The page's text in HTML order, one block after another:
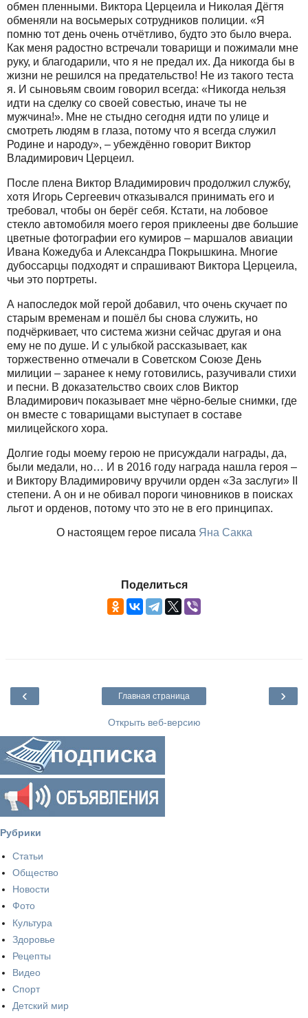
обмен пленными. Виктора Церцеила и Николая Дёгтя
обменяли на восьмерых сотрудников полиции. «Я
помню тот день очень отчётливо, будто это было вчера.
Как меня радостно встречали товарищи и пожимали мне
руку, и благодарили, что я не предал их. Да никогда бы в
жизни не решился на предательство! Не из такого теста
я. И сыновьям своим говорил всегда: «Никогда нельзя
идти на сделку со своей совестью, иначе ты не
мужчина!». Мне не стыдно сегодня идти по улице и
смотреть людям в глаза, потому что я всегда служил
Родине и народу», – убеждённо говорит Виктор
Владимирович Церцеил.
После плена Виктор Владимирович продолжил службу,
хотя Игорь Сергеевич отказывался принимать его и
требовал, чтобы он берёг себя. Кстати, на лобовое
стекло автомобиля моего героя приклеены две большие
цветные фотографии его кумиров – маршалов авиации
Ивана Кожедуба и Александра Покрышкина. Многие
дубоссарцы подходят и спрашивают Виктора Церцеила,
чьи это портреты.
А напоследок мой герой добавил, что очень скучает по
старым временам и пошёл бы снова служить, но
подчёркивает, что система жизни сейчас другая и она
ему не по душе. И с улыбкой рассказывает, как
торжественно отмечали в Советском Союзе День
милиции – заранее к нему готовились, разучивали стихи
и песни. В доказательство своих слов Виктор
Владимирович показывает мне чёрно-белые снимки, где
он вместе с товарищами выступает в составе
милицейского хора.
Долгие годы моему герою не присуждали награды, да,
были медали, но… И в 2016 году награда нашла героя –
и Виктору Владимировичу вручили орден «За заслуги» II
степени. А он и не обивал пороги чиновников в поисках
льгот и орденов, потому что это не в его принципах.
О настоящем герое писала Яна Сакка
Поделиться
‹ ›
Главная страница
Открыть веб-версию
Рубрики
Статьи
Общество
Новости
Фото
Культура
Здоровье
Рецепты
Видео
Спорт
Детский мир